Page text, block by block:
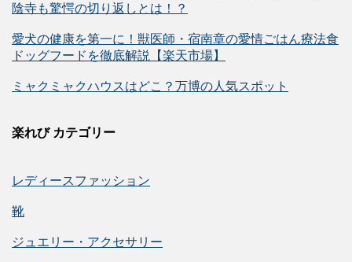
陰寺も驚愕の切り返しとは！？
愛犬の健康を第一に！獣医師・宿南章の愛情ごはん療法食
ドッグフードを徹底解説【楽天市場】
ミャクミャクハウスはどこ？万博の人気スポット
楽れび カテゴリー
レディースファッション
靴
ジュエリー・アクセサリー